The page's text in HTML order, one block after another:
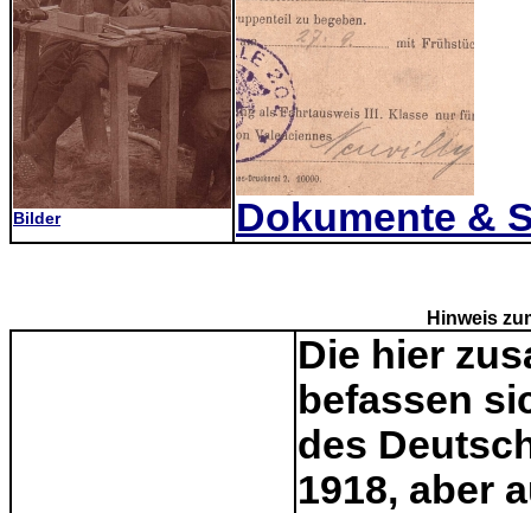
Bilder Dokumente &
Hinweis
Die hier
befassen
des
1918, aber